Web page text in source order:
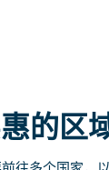
的区